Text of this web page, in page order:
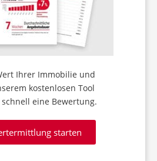
Ihrer Immobilie und
kostenlosen Tool
eine Bewertung.
starten